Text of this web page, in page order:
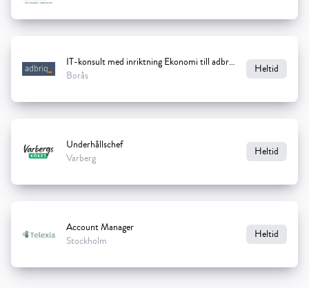
IT-konsult med inriktning Ekonomi till adbriq
Borås
Heltid
Underhållschef
Varberg
Heltid
Account Manager
Stockholm
Heltid